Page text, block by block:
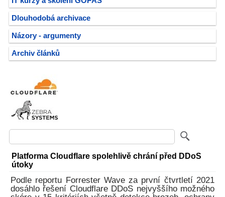
Dlouhodobá archivace
Názory - argumenty
Archiv článků
Platforma Cloudflare spolehlivě chrání před DDoS
útoky
Podle reportu Forrester Wave za první čtvrtletí 2021
dosáhlo řešení Cloudflare DDoS nejvyššího možného